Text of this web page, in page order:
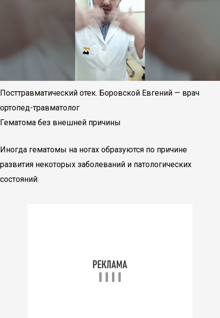
Посттравматический отек. Боровской Евгений — врач
ортопед-травматолог
Гематома без внешней причины
Иногда гематомы на ногах образуются по причине
развития некоторых заболеваний и патологических
состояний: